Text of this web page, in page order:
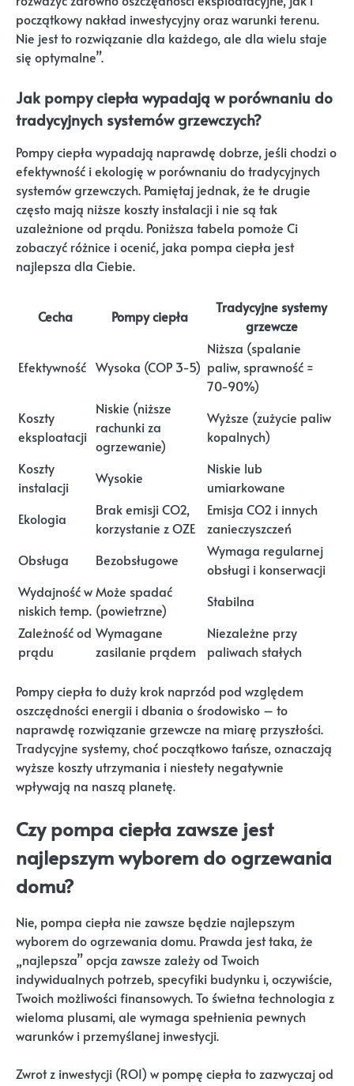
początkowy nakład inwestycyjny oraz warunki terenu.
Nie jest to rozwiązanie dla każdego, ale dla wielu staje
się optymalne”.
Jak pompy ciepła wypadają w porównaniu do
tradycyjnych systemów grzewczych?
Pompy ciepła wypadają naprawdę dobrze, jeśli chodzi o
efektywność i ekologię w porównaniu do tradycyjnych
systemów grzewczych. Pamiętaj jednak, że te drugie
często mają niższe koszty instalacji i nie są tak
uzależnione od prądu. Poniższa tabela pomoże Ci
zobaczyć różnice i ocenić, jaka pompa ciepła jest
najlepsza dla Ciebie.
Cecha Pompy ciepła
Tradycyjne systemy
grzewcze
Efektywność Wysoka (COP 3-5)
Niższa (spalanie
paliw, sprawność =
70-90%)
Koszty
eksploatacji
Niskie (niższe
rachunki za
ogrzewanie)
Wyższe (zużycie paliw
kopalnych)
Koszty
instalacji
Wysokie
Niskie lub
umiarkowane
Ekologia
Brak emisji CO2,
korzystanie z OZE
Emisja CO2 i innych
zanieczyszczeń
Obsługa
Bezobsługowe
Wymaga regularnej
obsługi i konserwacji
Wydajność w
niskich temp.
Może spadać
(powietrzne)
Stabilna
Zależność od
prądu
Wymagane
zasilanie prądem
Niezależne przy
paliwach stałych
Pompy ciepła to duży krok naprzód pod względem
oszczędności energii i dbania o środowisko – to
naprawdę rozwiązanie grzewcze na miarę przyszłości.
Tradycyjne systemy, choć początkowo tańsze, oznaczają
wyższe koszty utrzymania i niestety negatywnie
wpływają na naszą planetę.
Czy pompa ciepła zawsze jest
najlepszym wyborem do ogrzewania
domu?
Nie, pompa ciepła nie zawsze będzie najlepszym
wyborem do ogrzewania domu. Prawda jest taka, że
„najlepsza” opcja zawsze zależy od Twoich
indywidualnych potrzeb, specyfiki budynku i, oczywiście,
Twoich możliwości finansowych. To świetna technologia z
wieloma plusami, ale wymaga spełnienia pewnych
warunków i przemyślanej inwestycji.
Zwrot z inwestycji (ROI) w pompę ciepła to zazwyczaj od